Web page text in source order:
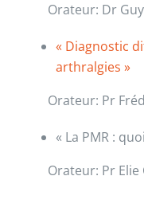
Orateur: Dr
« Diagnostic
arthralgies »
Orateur: Pr
« La PMR :
Orateur: Pr Elie